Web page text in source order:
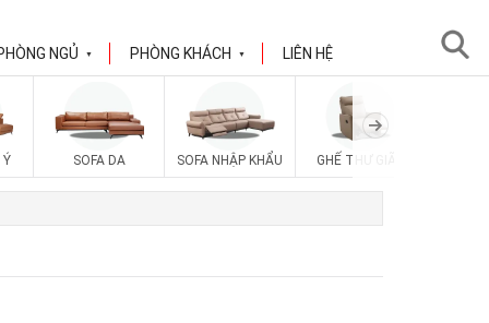
NGỦ ▼ PHÒNG KHÁCH ▼ LIÊN HỆ
Ý SOFA DA SOFA NHẬP KHẨU GHẾ THƯ GIÃN